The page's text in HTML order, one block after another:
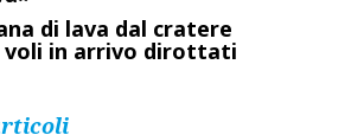
di lava dal cratere
voli in arrivo dirottati